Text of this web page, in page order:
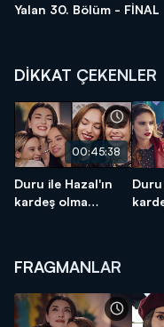
Yalan 30. Bölüm - FİNAL
DİKKAT ÇEKENLER
00:45:38
Duru ile Hazal'ın
kardeş olma
Duru
FRAGMANLAR